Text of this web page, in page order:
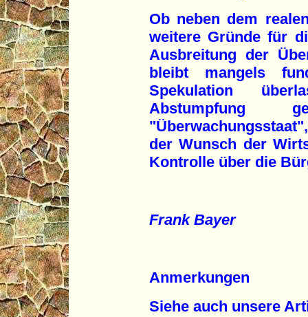
Ob neben dem
weitere Gründe für
Ausbreitung der
bleibt mangels
Spekulation
Abstumpfung
der Wunsch der
Kontrolle über die
Frank Bayer
Anmerkungen
Siehe auch unsere